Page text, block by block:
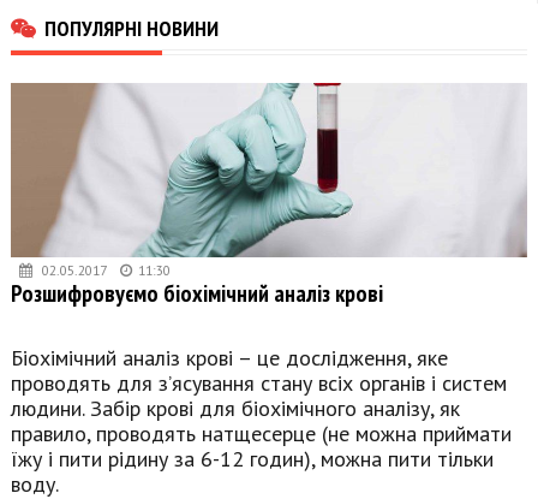
ПОПУЛЯРНІ НОВИНИ
02.05.2017 11:30
Розшифровуємо біохімічний аналіз крові
Біохімічний аналіз крові – це дослідження, яке
проводять для з’ясування стану всіх органів і систем
людини. Забір крові для біохімічного аналізу, як
правило, проводять натщесерце (не можна приймати
їжу і пити рідину за 6-12 годин), можна пити тільки
воду.